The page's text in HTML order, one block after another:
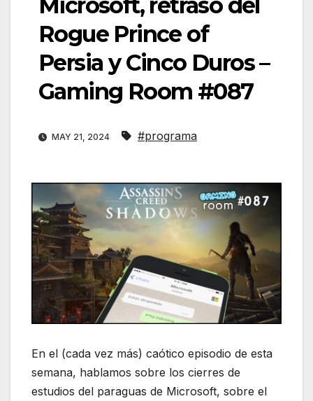
Microsoft, retraso del
Rogue Prince of
Persia y Cinco Duros –
Gaming Room #087
MAY 21, 2024 #programa
En el (cada vez más) caótico episodio de esta
semana, hablamos sobre los cierres de
estudios del paraguas de Microsoft, sobre el